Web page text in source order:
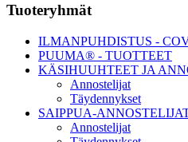
Ensisijainen
sivupalkki
Tuoteryhmät
ILMANPUHDISTUS -
PUUMA® - TUOTTEET
KÄSIHUUHTEET JA
Annostelijat
Täydennykset
SAIPPUA-
Annostelijat